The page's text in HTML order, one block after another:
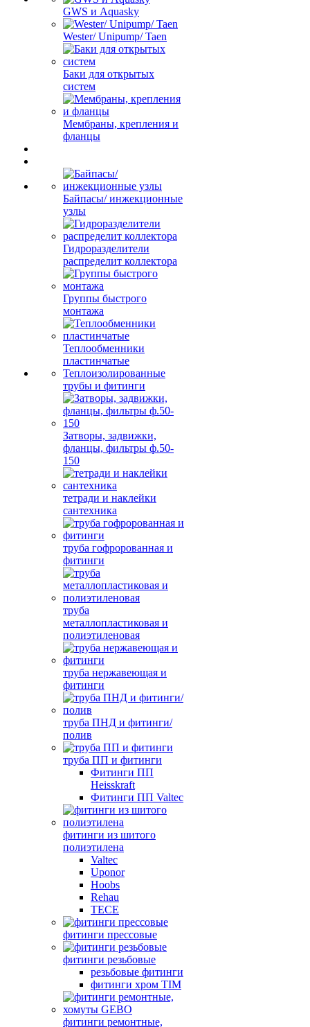
GWS и Aquasky
Wester/ Unipump/ Taen
Баки для открытых
систем
Мембраны, крепления и
фланцы
Байпасы/ инжекционные
узлы
Гидроразделители
распределит коллектора
Группы быстрого
монтажа
Теплообменники
пластинчатые
Теплоизолированные
трубы и фитинги
Затворы, задвижки,
фланцы, фильтры ф.50-
150
тетради и наклейки
сантехника
труба гофророванная и
фитинги
труба
металлопластиковая и
полиэтиленовая
труба нержавеющая и
фитинги
труба ПНД и фитинги/
полив
труба ПП и фитинги
Фитинги ПП
Heisskraft
Фитинги ПП Valtec
фитинги из шитого
полиэтилена
Valtec
Uponor
Hoobs
Rehau
TECE
фитинги прессовые
фитинги резьбовые
резьбовые фитинги
фитинги хром TIM
фитинги ремонтные,